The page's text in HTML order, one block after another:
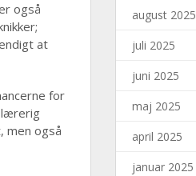
også
at
for
lærerig
men også
august 2025
juli 2025
juni 2025
maj 2025
april 2025
januar 2025